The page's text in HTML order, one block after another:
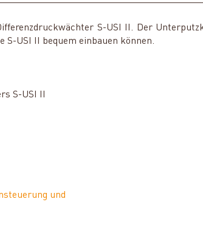
S-USI II. Der
S-USI II bequem einbauen können.
S-USI II
und